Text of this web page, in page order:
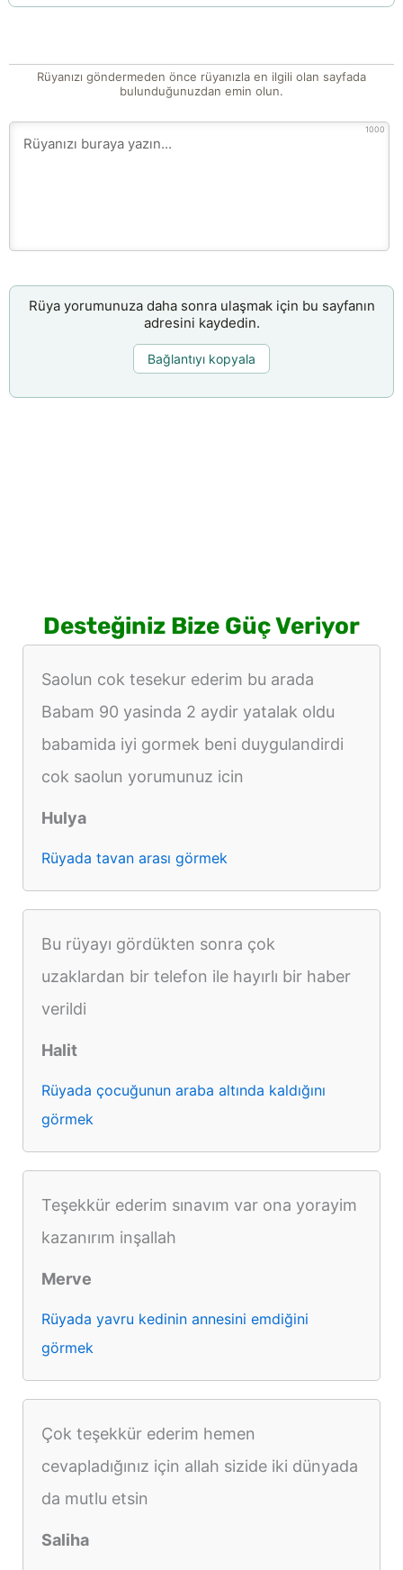
Rüyanızı göndermeden önce rüyanızla en ilgili olan sayfada
bulunduğunuzdan emin olun.
1000
Rüya yorumunuza daha sonra ulaşmak için bu sayfanın
adresini kaydedin.
Bağlantıyı kopyala
Desteğiniz Bize Güç Veriyor
Saolun cok tesekur ederim bu arada
Babam 90 yasinda 2 aydir yatalak oldu
babamida iyi gormek beni duygulandirdi
cok saolun yorumunuz icin
Hulya
Rüyada tavan arası görmek
Bu rüyayı gördükten sonra çok
uzaklardan bir telefon ile hayırlı bir haber
verildi
Halit
Rüyada çocuğunun araba altında kaldığını
görmek
Teşekkür ederim sınavım var ona yorayim
kazanırım inşallah
Merve
Rüyada yavru kedinin annesini emdiğini
görmek
Çok teşekkür ederim hemen
cevapladığınız için allah sizide iki dünyada
da mutlu etsin
Saliha